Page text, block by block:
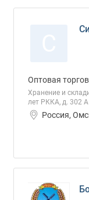
Оптовая
Хранение и
лет РККА, д. 302 А
Россия,